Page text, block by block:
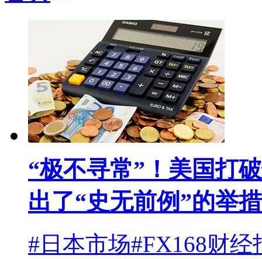
“极不寻常”！美国打
出了“史无前例”的举措
#日本市场#FX168财